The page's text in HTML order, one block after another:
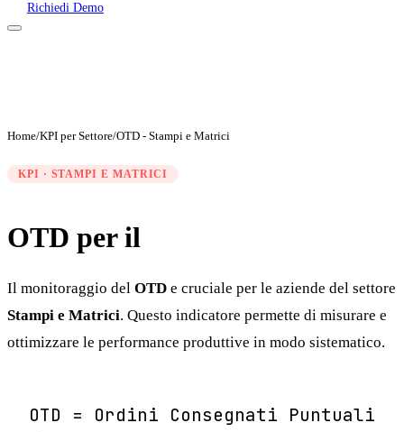
Richiedi Demo
Home/KPI per Settore/OTD - Stampi e Matrici
KPI · STAMPI E MATRICI
OTD per il
Il monitoraggio del OTD e cruciale per le aziende del settore
Stampi e Matrici. Questo indicatore permette di misurare e
ottimizzare le performance produttive in modo sistematico.
OTD = Ordini Consegnati Puntuali